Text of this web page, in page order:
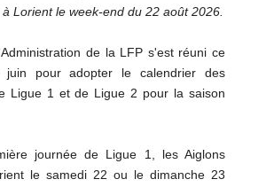
Lorient le week-end du 22 août 2026.
de la LFP s'est réuni ce
juin pour adopter le calendrier des
Ligue 1 et de Ligue 2 pour la saison
journée de Ligue 1, les Aiglons
le samedi 22 ou le dimanche 23